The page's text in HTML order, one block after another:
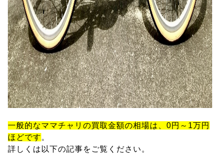
一般的なママチャリの買取金額の相場は、0円～1万円
ほどです 。
詳しくは以下の記事をご覧ください。